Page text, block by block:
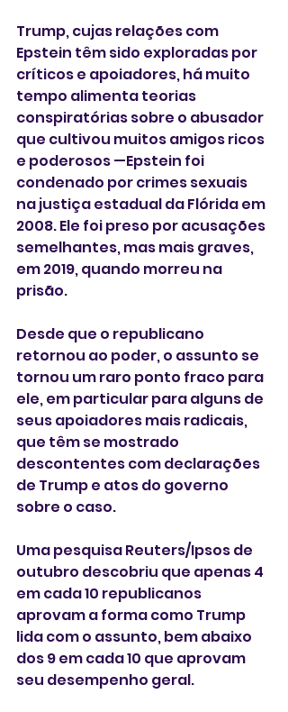
Trump, cujas relações com
Epstein têm sido exploradas por
críticos e apoiadores, há muito
tempo alimenta teorias
conspiratórias sobre o abusador
que cultivou muitos amigos ricos
e poderosos —Epstein foi
condenado por crimes sexuais
na justiça estadual da Flórida em
2008. Ele foi preso por acusações
semelhantes, mas mais graves,
em 2019, quando morreu na
prisão.
Desde que o republicano
retornou ao poder, o assunto se
tornou um raro ponto fraco para
ele, em particular para alguns de
seus apoiadores mais radicais,
que têm se mostrado
descontentes com declarações
de Trump e atos do governo
sobre o caso.
Uma pesquisa Reuters/Ipsos de
outubro descobriu que apenas 4
em cada 10 republicanos
aprovam a forma como Trump
lida com o assunto, bem abaixo
dos 9 em cada 10 que aprovam
seu desempenho geral.